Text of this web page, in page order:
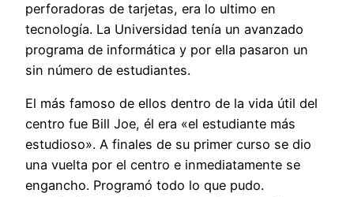
perforadoras de tarjetas, era lo ultimo en
tecnología. La Universidad tenía un avanzado
programa de informática y por ella pasaron un
sin número de estudiantes.
El más famoso de ellos dentro de la vida útil del
centro fue Bill Joe, él era «el estudiante más
estudioso». A finales de su primer curso se dio
una vuelta por el centro e inmediatamente se
engancho. Programó todo lo que pudo.